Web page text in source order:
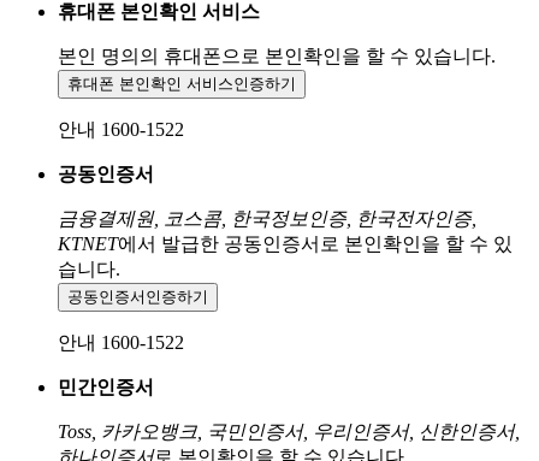
휴대폰 본인확인 서비스
본인 명의의 휴대폰으로 본인확인을 할 수 있습니다.
휴대폰 본인확인 서비스인증하기
안내 1600-1522
공동인증서
금융결제원, 코스콤, 한국정보인증, 한국전자인증,
KTNET에서 발급한 공동인증서로 본인확인을 할 수 있
습니다.
공동인증서 인증하기
안내 1600-1522
민간인증서
Toss, 카카오뱅크, 국민인증서, 우리인증서, 신한인증서,